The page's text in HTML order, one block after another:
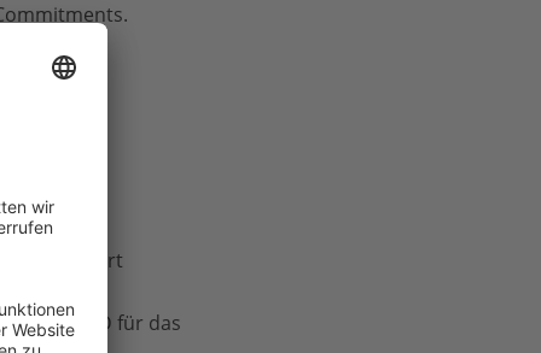
integriert
und TNFD für das